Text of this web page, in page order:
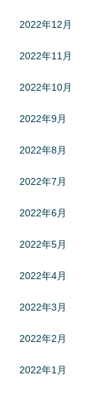
2022年12月
2022年11月
2022年10月
2022年9月
2022年8月
2022年7月
2022年6月
2022年5月
2022年4月
2022年3月
2022年2月
2022年1月